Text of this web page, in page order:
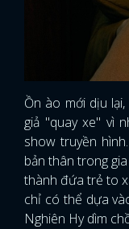
Ồn ào mới dịu
giả "quay xe" vì
show truyền
bản thân trong
thành đứa trẻ to
chỉ có thể dựa
Nghiên Hy dìm